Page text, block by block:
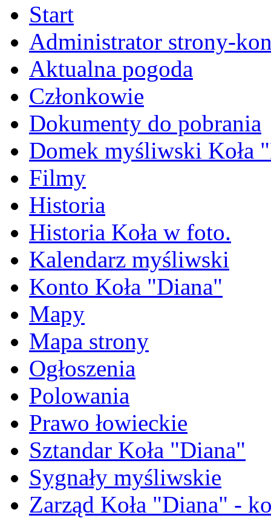
Start
Administrator strony-
Aktualna pogoda
Członkowie
Dokumenty do pobrania
Domek myśliwski Koła
Filmy
Historia
Historia Koła w foto.
Kalendarz myśliwski
Konto Koła "Diana"
Mapy
Mapa strony
Ogłoszenia
Polowania
Prawo łowieckie
Sztandar Koła "Diana"
Sygnały myśliwskie
Zarząd Koła "Diana" -